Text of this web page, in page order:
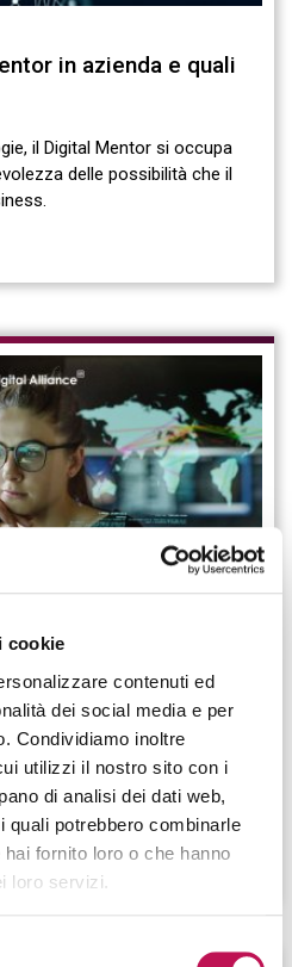
cookie
contenuti ed
dei social media e per
Condividiamo inoltre
utilizzi il nostro sito con i
di analisi dei dati web,
quali potrebbero combinarle
fornito loro o che hanno
loro servizi.
in azienda e quali
il Digital Mentor si occupa
delle possibilità che il
e di cosa si occupa
di analizzare i sistemi
di migliorarne le prestazioni.
skill?